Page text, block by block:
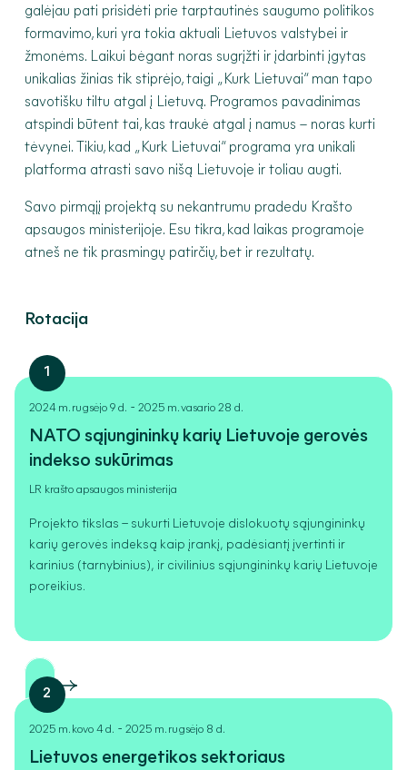
galėjau pati prisidėti prie tarptautinės saugumo politikos
formavimo, kuri yra tokia aktuali Lietuvos valstybei ir
žmonėms. Laikui bėgant noras sugrįžti ir įdarbinti įgytas
unikalias žinias tik stiprėjo, taigi „Kurk Lietuvai“ man tapo
savotišku tiltu atgal į Lietuvą. Programos pavadinimas
atspindi būtent tai, kas traukė atgal į namus – noras kurti
tėvynei. Tikiu, kad „Kurk Lietuvai“ programa yra unikali
platforma atrasti savo nišą Lietuvoje ir toliau augti.
Savo pirmąjį projektą su nekantrumu pradedu Krašto
apsaugos ministerijoje. Esu tikra, kad laikas programoje
atneš ne tik prasmingų patirčių, bet ir rezultatų.
Rotacija
1
2024 m. rugsėjo 9 d. - 2025 m. vasario 28 d.
NATO sąjungininkų karių Lietuvoje gerovės
indekso sukūrimas
LR krašto apsaugos ministerija
Projekto tikslas – sukurti Lietuvoje dislokuotų sąjungininkų
karių gerovės indeksą kaip įrankį, padėsiantį įvertinti ir
karinius (tarnybinius), ir civilinius sąjungininkų karių Lietuvoje
poreikius.
2
2025 m. kovo 4 d. - 2025 m. rugsėjo 8 d.
Lietuvos energetikos sektoriaus